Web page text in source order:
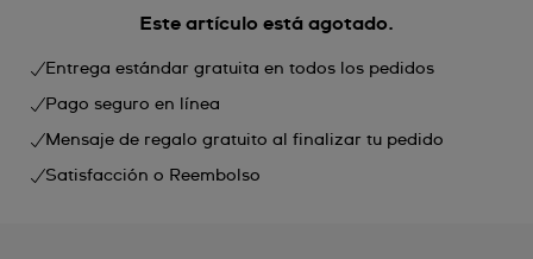
Este artículo está agotado.
Entrega estándar gratuita en todos los pedidos
Pago seguro en línea
Mensaje de regalo gratuito al finalizar tu pedido
Satisfacción o Reembolso